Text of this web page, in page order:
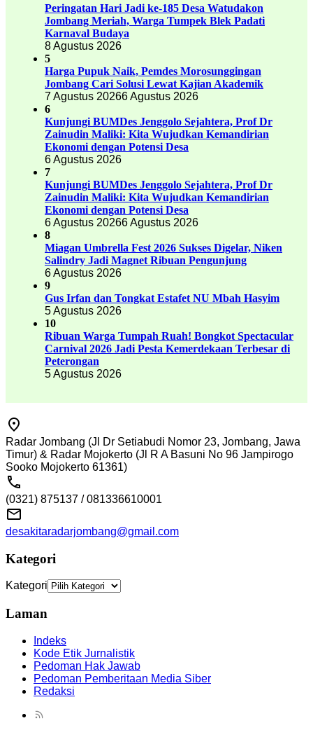
Peringatan Hari Jadi ke-185 Desa Watudakon
Jombang Meriah, Warga Tumpek Blek Padati
Karnaval Budaya
8 Agustus 2026
5
Harga Pupuk Naik, Pemdes Morosunggingan
Jombang Cari Solusi Lewat Kajian Akademik
7 Agustus 20266 Agustus 2026
6
Kunjungi BUMDes Jenggolo Sejahtera, Prof Dr
Zainudin Maliki: Kita Wujudkan Kemandirian
Ekonomi dengan Potensi Desa
6 Agustus 2026
7
Kunjungi BUMDes Jenggolo Sejahtera, Prof Dr
Zainudin Maliki: Kita Wujudkan Kemandirian
Ekonomi dengan Potensi Desa
6 Agustus 20266 Agustus 2026
8
Miagan Umbrella Fest 2026 Sukses Digelar, Niken
Salindry Jadi Magnet Ribuan Pengunjung
6 Agustus 2026
9
Gus Irfan dan Tongkat Estafet NU Mbah Hasyim
5 Agustus 2026
10
Ribuan Warga Tumpah Ruah! Bongkot Spectacular
Carnival 2026 Jadi Pesta Kemerdekaan Terbesar di
Peterongan
5 Agustus 2026
Radar Jombang (Jl Dr Setiabudi Nomor 23, Jombang, Jawa
Timur) & Radar Mojokerto (Jl R A Basuni No 96 Jampirogo
Sooko Mojokerto 61361)
(0321) 875137 / 081336610001
desakitaradarjombang@gmail.com
Kategori
Kategori
Laman
Indeks
Kode Etik Jurnalistik
Pedoman Hak Jawab
Pedoman Pemberitaan Media Siber
Redaksi